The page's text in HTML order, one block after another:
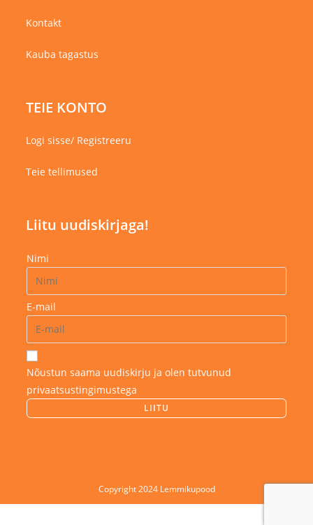
Kontakt
Kauba tagastus
TEIE KONTO
Logi sisse/ Registreeru
Teie tellimused
Liitu uudiskirjaga!
Nimi
E-mail
Nõustun saama uudiskirju ja olen tutvunud
privaatsustingimustega
Copyright 2024 Lemmikupood